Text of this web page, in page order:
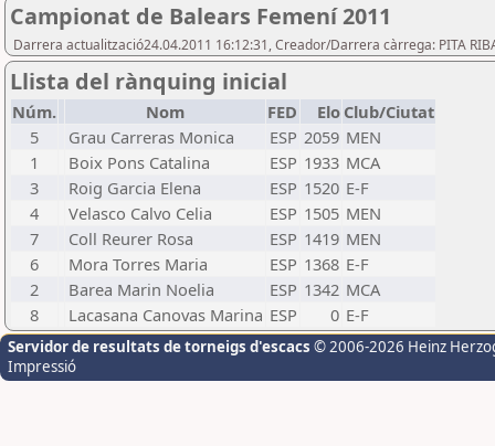
Campionat de Balears Femení 2011
Darrera actualització24.04.2011 16:12:31, Creador/Darrera càrrega: PITA
Llista del rànquing inicial
Núm. Nom FED Elo Club/Ciutat
5
Grau Carreras Monica ESP 2059 MEN
1
Boix Pons Catalina ESP 1933 MCA
3
Roig Garcia Elena ESP 1520 E-F
4
Velasco Calvo Celia ESP 1505 MEN
7
Coll Reurer Rosa ESP 1419 MEN
6
Mora Torres Maria ESP 1368 E-F
2
Barea Marin Noelia ESP 1342 MCA
8
Lacasana Canovas Marina ESP 0 E-F
Servidor de resultats de torneigs d'escacs © 2006-2026 Heinz
Impressió